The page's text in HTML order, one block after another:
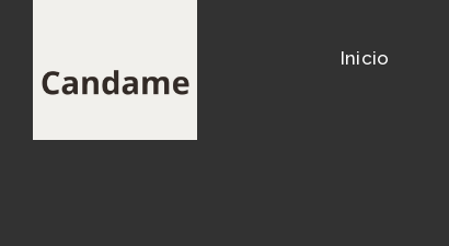
Inicio